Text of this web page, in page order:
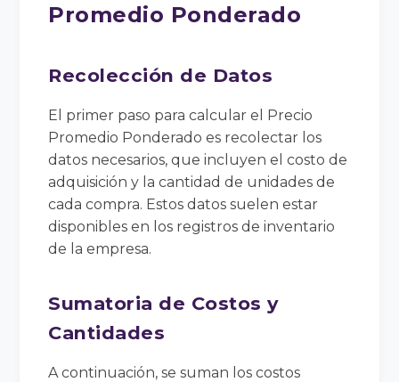
Promedio Ponderado
Recolección de Datos
El primer paso para calcular el Precio
Promedio Ponderado es recolectar los
datos necesarios, que incluyen el costo de
adquisición y la cantidad de unidades de
cada compra. Estos datos suelen estar
disponibles en los registros de inventario
de la empresa.
Sumatoria de Costos y
Cantidades
A continuación, se suman los costos